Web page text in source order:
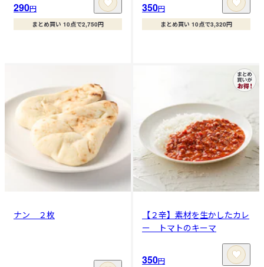
290円
まとめ買い 10点で2,750円
350円
まとめ買い 10点で3,320円
ナン ２枚
【２辛】素材を生かしたカレ
ー トマトのキーマ
350円